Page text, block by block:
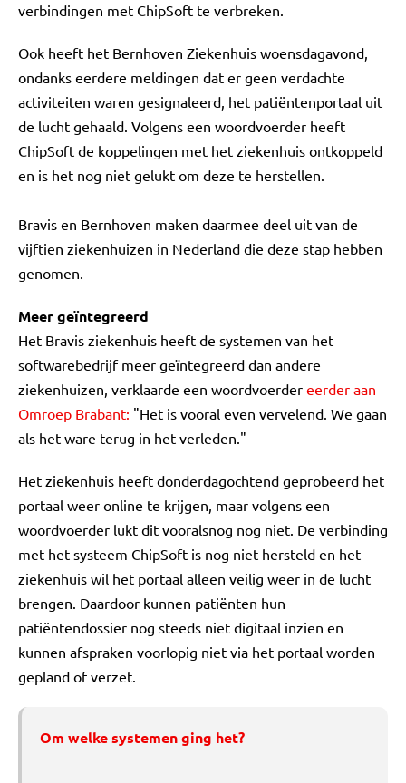
verbindingen met ChipSoft te verbreken.
Ook heeft het Bernhoven Ziekenhuis woensdagavond,
ondanks eerdere meldingen dat er geen verdachte
activiteiten waren gesignaleerd, het patiëntenportaal uit
de lucht gehaald. Volgens een woordvoerder heeft
ChipSoft de koppelingen met het ziekenhuis ontkoppeld
en is het nog niet gelukt om deze te herstellen.
Bravis en Bernhoven maken daarmee deel uit van de
vijftien ziekenhuizen in Nederland die deze stap hebben
genomen.
Meer geïntegreerd
Het Bravis ziekenhuis heeft de systemen van het
softwarebedrijf meer geïntegreerd dan andere
ziekenhuizen, verklaarde een woordvoerder eerder aan
Omroep Brabant: "Het is vooral even vervelend. We gaan
als het ware terug in het verleden."
Het ziekenhuis heeft donderdagochtend geprobeerd het
portaal weer online te krijgen, maar volgens een
woordvoerder lukt dit vooralsnog nog niet. De verbinding
met het systeem ChipSoft is nog niet hersteld en het
ziekenhuis wil het portaal alleen veilig weer in de lucht
brengen. Daardoor kunnen patiënten hun
patiëntendossier nog steeds niet digitaal inzien en
kunnen afspraken voorlopig niet via het portaal worden
gepland of verzet.
Om welke systemen ging het?